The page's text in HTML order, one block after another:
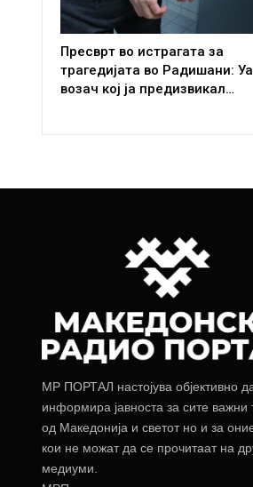
Пресврт во истрагата за
трагедијата во Радишани:
возач кој ја предизвикал…
МР ПОРТАЛ настојува објективно
информира јавноста за сите важни
од Македонија и светот но и за
кои не можат да се прочитаат на
медиуми.